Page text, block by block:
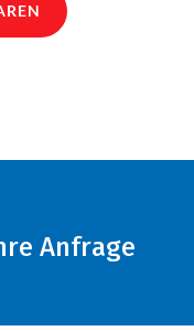
Anfrage